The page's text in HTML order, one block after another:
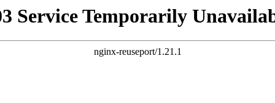
Service Temporarily
nginx-reuseport/1.21.1